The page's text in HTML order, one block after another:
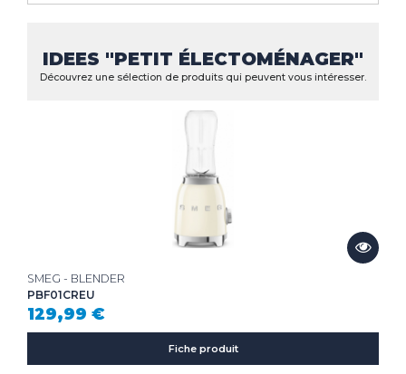
IDEES "PETIT ÉLECTOMÉNAGER"
Découvrez une sélection de produits qui peuvent vous intéresser.
SMEG - BLENDER
PBF01CREU
129,99 €
Fiche produit